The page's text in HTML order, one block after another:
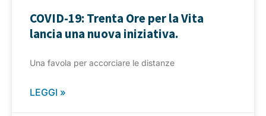
COVID-19: Trenta Ore per la Vita
lancia una nuova iniziativa.
Una favola per accorciare le distanze
LEGGI »